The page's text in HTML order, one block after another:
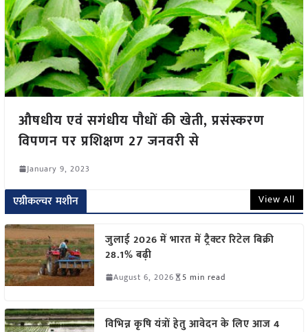
औषधीय एवं सगंधीय पौधों की खेती, प्रसंस्करण
विपणन पर प्रशिक्षण 27 जनवरी से
January 9, 2023
एग्रीकल्चर मशीन View All
जुलाई 2026 में भारत में ट्रैक्टर रिटेल बिक्री
28.1% बढ़ी
August 6, 2026 5 min read
विभिन्न कृषि यंत्रों हेतु आवेदन के लिए आज 4